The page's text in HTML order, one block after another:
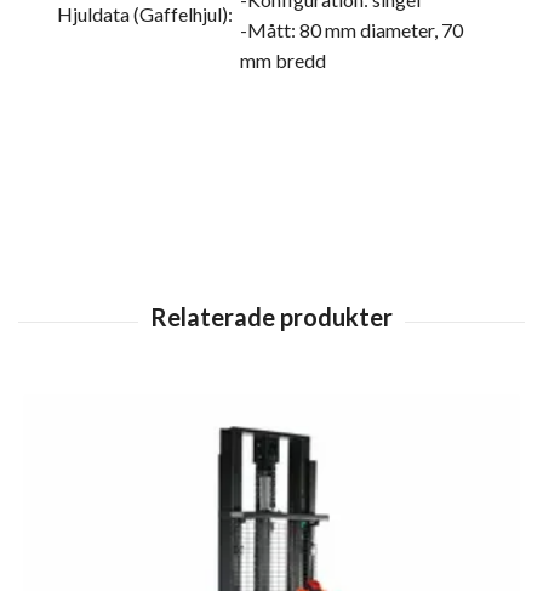
Hjuldata (Gaffelhjul):
-Mått: 80 mm diameter, 70
mm bredd